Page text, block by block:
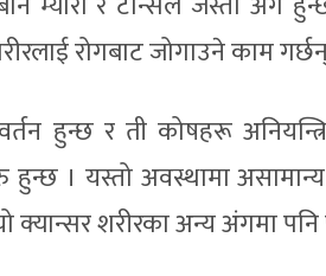
रोगबाट जोगाउने काम
हुन्छ र ती कोषहरू
हुन्छ । यस्तो अवस्थामा
क्यान्सर शरीरका अन्य अंगमा